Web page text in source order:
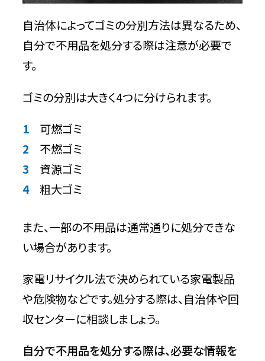
自治体によってゴミの分別方法は異なるため、
自分で不用品を処分する際は注意が必要で
す。
ゴミの分別は大きく4つに分けられます。
可燃ゴミ
不燃ゴミ
資源ゴミ
粗大ゴミ
また、一部の不用品は通常通りに処分できな
い場合があります。
家電リサイクル法で決められている家電製品
や危険物などです。処分する際は、自治体や回
収センターに相談しましょう。
自分で不用品を処分する際は、必要な情報を